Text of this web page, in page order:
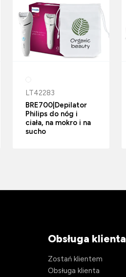
LT42283
BRE700|Depilator
Philips do nóg i
ciała, na mokro i na
sucho
Obsługa klienta
Zostań klientem
Obsługa klienta